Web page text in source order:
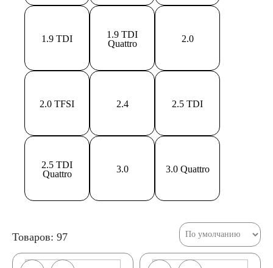
1.9 TDI
1.9 TDI
Quattro
2.0
2.0 TFSI 2.4 2.5 TDI
2.5 TDI
Quattro
3.0 3.0 Quattro
Товаров: 97